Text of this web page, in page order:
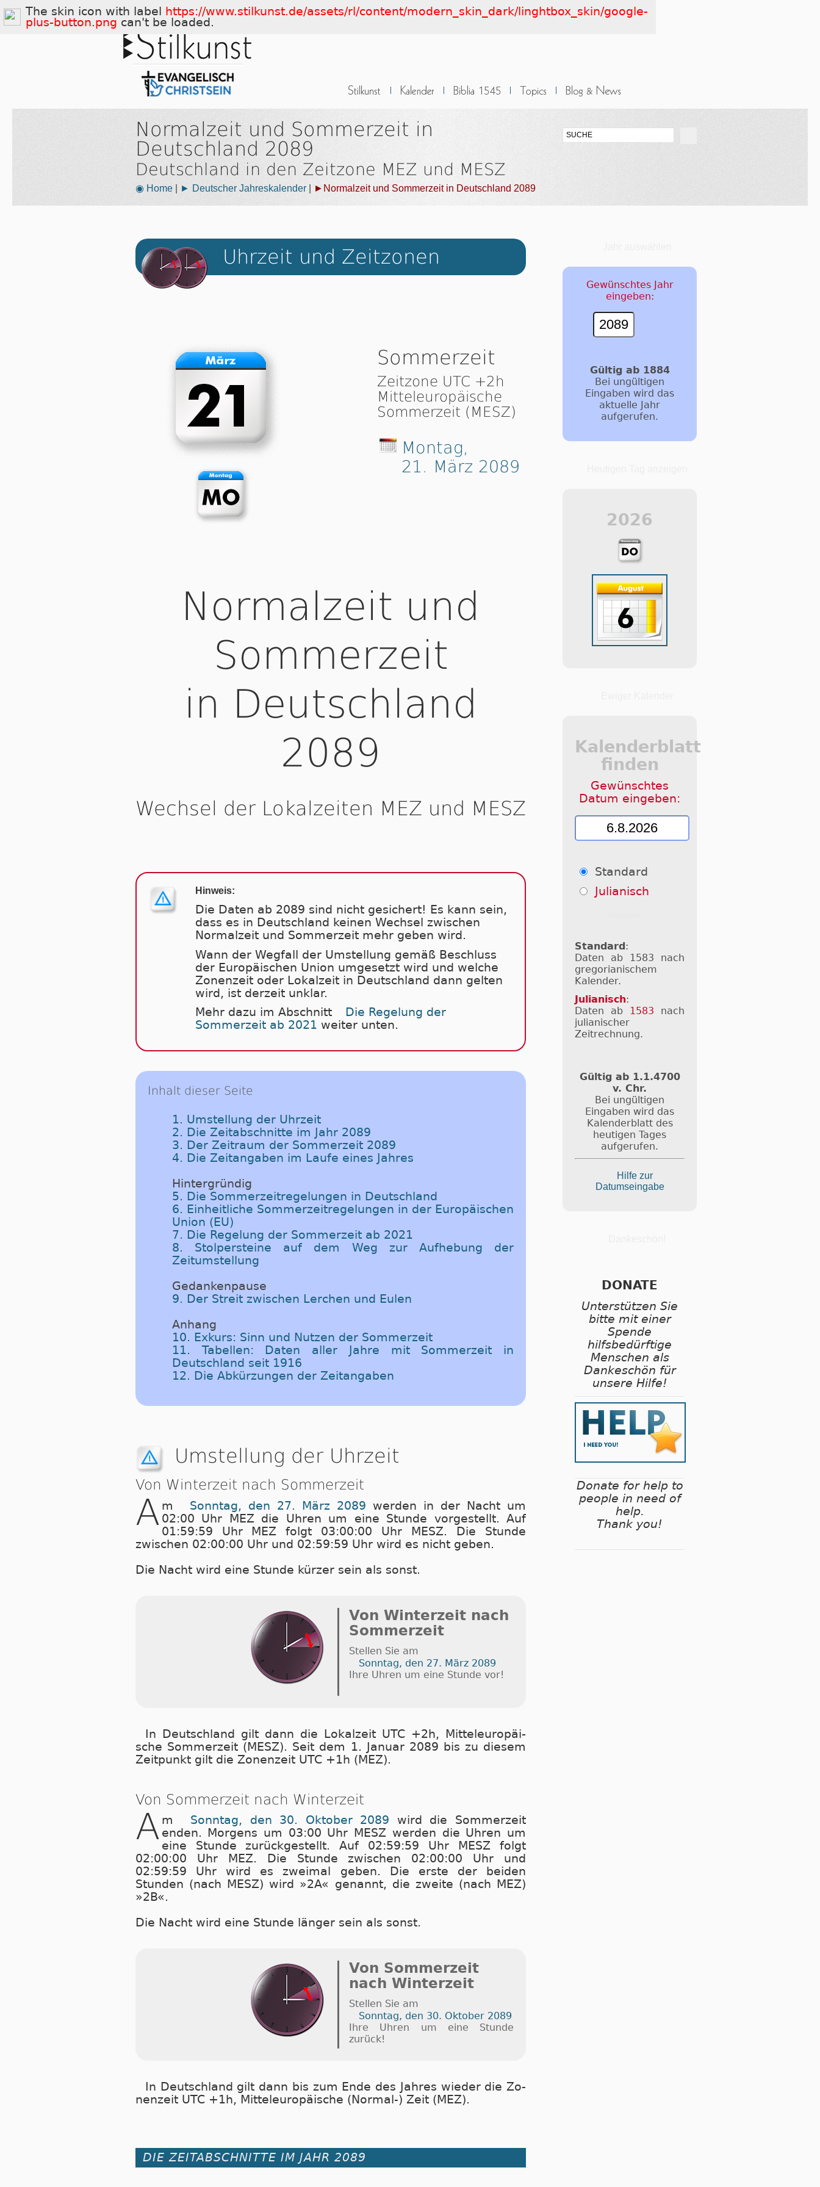
Normalzeit und Sommerzeit in
Deutschland 2089
Deutschland in den Zeitzone MEZ und MESZ
◉ Home ► Deutscher Jahreskalender ►Normalzeit und Sommerzeit in Deutschland 2089
Uhrzeit und Zeitzonen
Sommerzeit
Zeitzone UTC +2h
Mitteleuropäische
Sommerzeit (MESZ)
Montag,
21. März 2089
Normalzeit und
Sommerzeit
in Deutschland
2089
Wechsel der Lokalzeiten MEZ und MESZ
Hinweis:
Die Daten ab 2089 sind nicht gesichert! Es kann sein,
dass es in Deutschland keinen Wechsel zwischen
Normalzeit und Sommerzeit mehr geben wird.
Wann der Wegfall der Umstellung gemäß Beschluss
der Europäischen Union umgesetzt wird und welche
Zonenzeit oder Lokalzeit in Deutschland dann gelten
wird, ist derzeit unklar.
Mehr dazu im Abschnitt
Die Regelung der
Sommerzeit ab 2021 weiter unten.
Inhalt dieser Seite
1. Umstellung der Uhrzeit
2. Die Zeitabschnitte im Jahr 2089
3. Der Zeitraum der Sommerzeit 2089
4. Die Zeitangaben im Laufe eines Jahres
Hintergründig
5. Die Sommerzeitregelungen in Deutschland
6. Einheitliche Sommerzeitregelungen in der Europäischen
Union (EU)
7. Die Regelung der Sommerzeit ab 2021
8. Stolpersteine auf dem Weg zur Aufhebung der
Zeitumstellung
Gedankenpause
9. Der Streit zwischen Lerchen und Eulen
Anhang
10. Exkurs: Sinn und Nutzen der Sommerzeit
11. Tabellen: Daten aller Jahre mit Sommerzeit in
Deutschland seit 1916
12. Die Abkürzungen der Zeitangaben
Umstellung der Uhrzeit
Von Winterzeit nach Sommerzeit
A m Sonntag, den 27. März 2089 wer­den in der Nacht um
02:00 Uhr MEZ die Uhren um eine Stunde vorgestellt. Auf
01:59:59 Uhr MEZ folgt 03:00:00 Uhr MESZ. Die Stunde
zwischen 02:00:00 Uhr und 02:59:59 Uhr wird es nicht geben.
Die Nacht wird eine Stunde kürzer sein als sonst.
Von Winterzeit nach
Sommerzeit
Stellen Sie am
Sonntag, den 27. März 2089
Ihre Uhren um eine Stunde vor!
In Deutschland gilt dann die Lokalzeit UTC +2h, Mit­tel­eu­ro­pä­i­
sche Som­mer­zeit (MESZ). Seit dem 1. Ja­nu­ar 2089 bis zu die­sem
Zeit­punkt gilt die Zo­nen­zeit UTC +1h (MEZ).
Von Sommerzeit nach Winterzeit
A m Sonntag, den 30. Oktober 2089 wird die Sommerzeit
enden. Morgens um 03:00 Uhr MESZ wer­den die Uhren um
eine Stunde zurückgestellt. Auf 02:59:59 Uhr MESZ folgt
02:00:00 Uhr MEZ. Die Stunde zwischen 02:00:00 Uhr und
02:59:59 Uhr wird es zweimal geben. Die erste der bei­den
Stunden (nach MESZ) wird »2A« genannt, die zweite (nach MEZ)
»2B«.
Die Nacht wird eine Stunde länger sein als sonst.
Von Sommerzeit
nach Winterzeit
Stellen Sie am
Sonntag, den 30. Oktober 2089
Ihre Uhren um eine Stunde
zurück!
In Deutschland gilt dann bis zum En­de des Jah­res wie­der die Zo­
nen­zeit UTC +1h, Mit­tel­eu­ro­pä­i­sche (Nor­mal-) Zeit (MEZ).
DIE ZEITABSCHNITTE IM JAHR 2089
Gewünschtes Jahr
eingeben:
Gültig ab 1884
Bei ungültigen
Eingaben wird das
aktuelle Jahr
aufgerufen.
2026
Kalenderblatt
finden
Gewünschtes
Datum eingeben:
Standard
Julianisch
Standard :
Daten ab 1583 nach
gregorianischem
Kalender.
Julianisch:
Daten ab 1583 nach
julianischer
Zeitrechnung.
Gültig ab 1.1.4700
v. Chr.
Bei ungültigen
Eingaben wird das
Kalenderblatt des
heutigen Tages
aufgerufen.
Hilfe zur
Datumseingabe
DONATE
Unterstützen Sie
bitte mit einer
Spende
hilfsbedürftige
Menschen als
Dankeschön für
unsere Hilfe!
Donate for help to
people in need of
help.
Thank you!
The skin icon with label
https://www.stilkunst.de/assets/rl/content/modern_skin_dark/linghtbox_skin/google-
plus-button.png can't be loaded.